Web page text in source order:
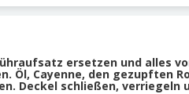
ersetzen und alles
Öl, Cayenne, den gezupften
Deckel schließen, verriegeln